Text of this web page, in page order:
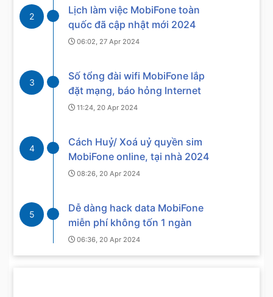
2
Lịch làm việc MobiFone toàn
quốc đã cập nhật mới 2024
06:02, 27 Apr 2024
3
Số tổng đài wifi MobiFone lắp
đặt mạng, báo hỏng Internet
11:24, 20 Apr 2024
4
Cách Huỷ/ Xoá uỷ quyền sim
MobiFone online, tại nhà 2024
08:26, 20 Apr 2024
5
Dễ dàng hack data MobiFone
miễn phí không tốn 1 ngàn
06:36, 20 Apr 2024